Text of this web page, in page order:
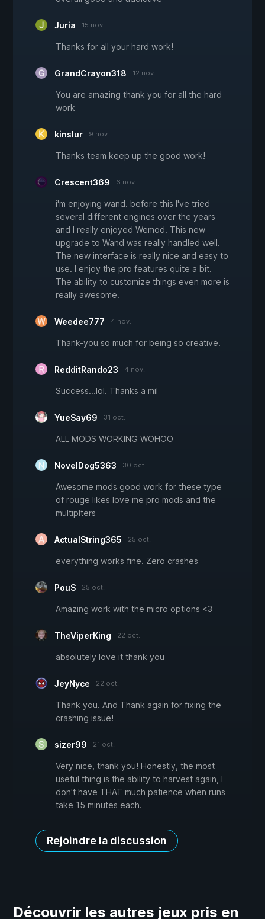
Juria 15 nov.
Thanks for all your hard work!
GrandCrayon318 12 nov.
You are amazing thank you for all the hard
work
kinslur 9 nov.
Thanks team keep up the good work!
Crescent369 6 nov.
i'm enjoying wand. before this I've tried
several different engines over the years
and I really enjoyed Wemod. This new
upgrade to Wand was really handled well.
The new interface is really nice and easy to
use. I enjoy the pro features quite a bit.
The ability to customize things even more is
really awesome.
Weedee777 4 nov.
Thank-you so much for being so creative.
RedditRando23 4 nov.
Success...lol. Thanks a mil
YueSay69 31 oct.
ALL MODS WORKING WOHOO
NovelDog5363 30 oct.
Awesome mods good work for these type
of rouge likes love me pro mods and the
multiplters
ActualString365 25 oct.
everything works fine. Zero crashes
PouS 25 oct.
Amazing work with the micro options <3
TheViperKing 22 oct.
absolutely love it thank you
JeyNyce 22 oct.
Thank you. And Thank again for fixing the
crashing issue!
sizer99 21 oct.
Very nice, thank you! Honestly, the most
useful thing is the ability to harvest again, I
don't have THAT much patience when runs
take 15 minutes each.
Rejoindre la discussion
Découvrir les autres jeux pris en